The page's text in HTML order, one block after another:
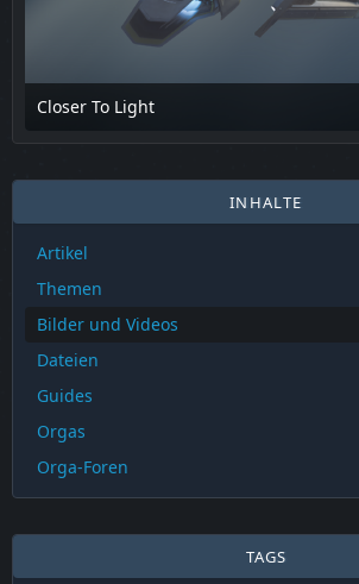
Closer To Light
INHALTE
Artikel
Themen
Bilder und Videos
Dateien
Guides
Orgas
Orga-Foren
TAGS